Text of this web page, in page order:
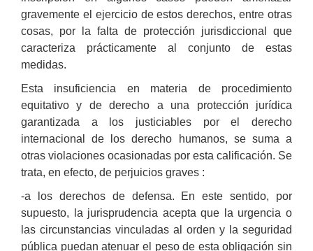
gravemente el ejercicio de estos derechos, entre otras
cosas, por la falta de protección jurisdiccional que
caracteriza prácticamente al conjunto de estas
medidas.
Esta insuficiencia en materia de procedimiento
equitativo y de derecho a una protección jurídica
garantizada a los justiciables por el derecho
internacional de los derecho humanos, se suma a
otras violaciones ocasionadas por esta calificación. Se
trata, en efecto, de perjuicios graves :
-a los derechos de defensa. En este sentido, por
supuesto, la jurisprudencia acepta que la urgencia o
las circunstancias vinculadas al orden y la seguridad
pública puedan atenuar el peso de esta obligación sin